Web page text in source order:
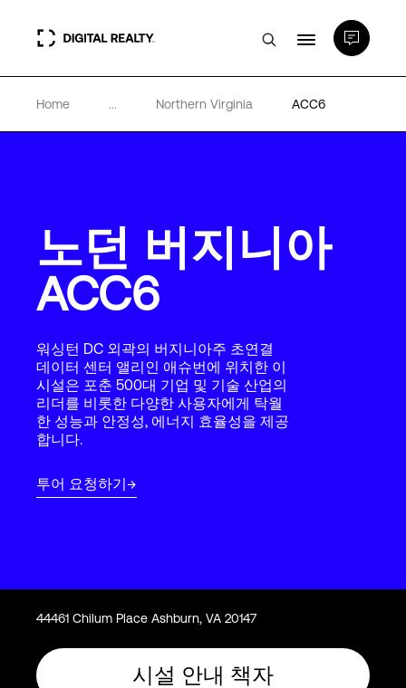
데이터 센터
파트너
전문성 및 리소스
소개
Language
로그인
Home ... Northern Virginia ACC6
노던 버지니아
ACC6
워싱턴 DC 외곽의 버지니아주 초연결
데이터 센터 앨리인 애슈번에 위치한 이
시설은 포춘 500대 기업 및 기술 산업의
리더를 비롯한 다양한 사용자에게 탁월
한 성능과 안정성, 에너지 효율성을 제공
합니다.
투어 요청하기
44461 Chilum Place Ashburn, VA 20147
시설 안내 책자